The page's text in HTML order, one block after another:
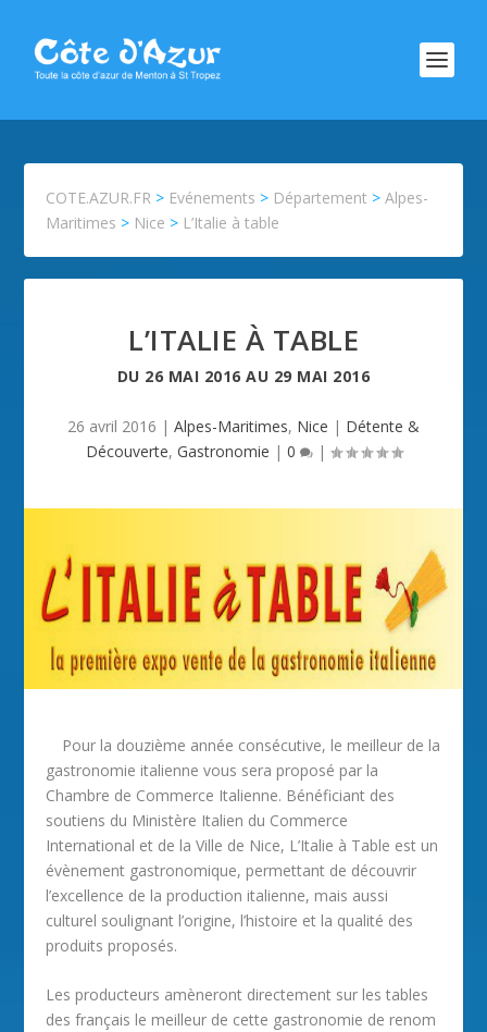
COTE.AZUR.FR > Evénements > Département >Alpes-
Maritimes > Nice > L’Italie à table
L’ITALIE À TABLE
DU 26 MAI 2016 AU 29 MAI 2016
26 avril 2016 | Alpes-Maritimes, Nice | Détente &
Découverte, Gastronomie | 0 |
Pour la douzième année consécutive, le meilleur de la
gastronomie italienne vous sera proposé par la
Chambre de Commerce Italienne. Bénéficiant des
soutiens du Ministère Italien du Commerce
International et de la Ville de Nice, L’Italie à Table est un
évènement gastronomique, permettant de découvrir
l’excellence de la production italienne, mais aussi
culturel soulignant l’origine, l’histoire et la qualité des
produits proposés.
Les producteurs amèneront directement sur les tables
des français le meilleur de cette gastronomie de renom